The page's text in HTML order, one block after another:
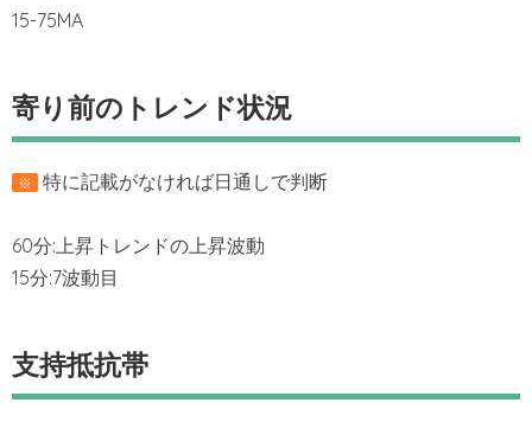
15-75MA
寄り前のトレンド状況
※ 特に記載がなければ日通しで判断
60分:上昇トレンドの上昇波動
15分:7波動目
支持抵抗帯